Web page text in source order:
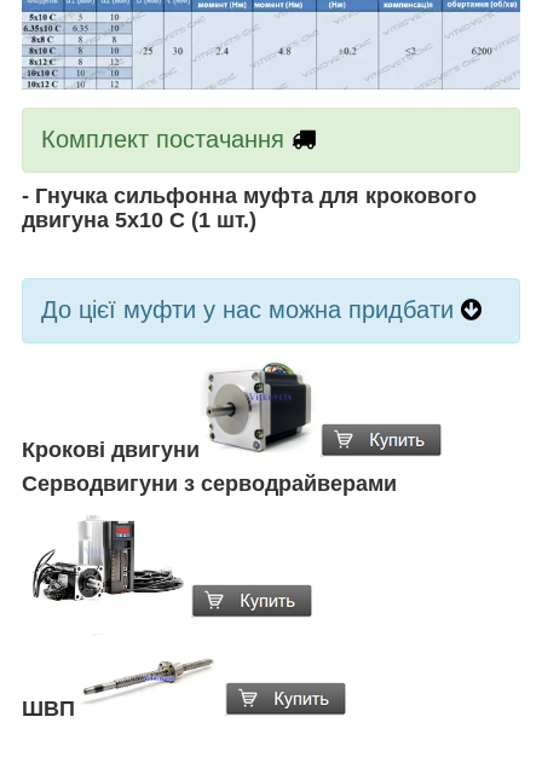
Комплект постачання
- Гнучка сильфонна муфта для крокового
двигуна 5х10 С (1 шт.)
До цієї муфти у нас можна придбати
Крокові двигуни
Серводвигуни з серводрайверами
ШВП